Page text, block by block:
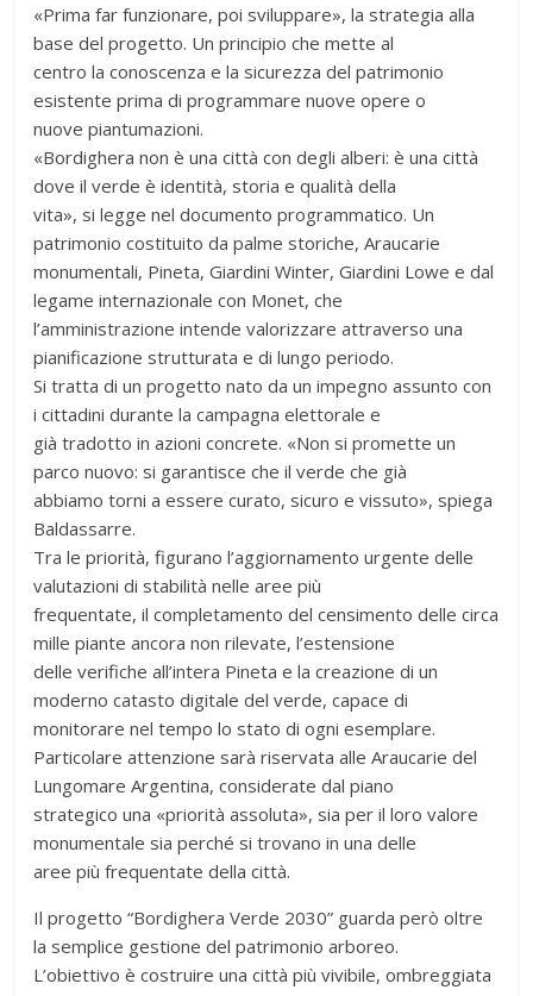
«Prima far funzionare, poi sviluppare», la strategia alla
base del progetto. Un principio che mette al
centro la conoscenza e la sicurezza del patrimonio
esistente prima di programmare nuove opere o
nuove piantumazioni.
«Bordighera non è una città con degli alberi: è una città
dove il verde è identità, storia e qualità della
vita», si legge nel documento programmatico. Un
patrimonio costituito da palme storiche, Araucarie
monumentali, Pineta, Giardini Winter, Giardini Lowe e dal
legame internazionale con Monet, che
l’amministrazione intende valorizzare attraverso una
pianificazione strutturata e di lungo periodo.
Si tratta di un progetto nato da un impegno assunto con
i cittadini durante la campagna elettorale e
già tradotto in azioni concrete. «Non si promette un
parco nuovo: si garantisce che il verde che già
abbiamo torni a essere curato, sicuro e vissuto», spiega
Baldassarre.
Tra le priorità, figurano l’aggiornamento urgente delle
valutazioni di stabilità nelle aree più
frequentate, il completamento del censimento delle circa
mille piante ancora non rilevate, l’estensione
delle verifiche all’intera Pineta e la creazione di un
moderno catasto digitale del verde, capace di
monitorare nel tempo lo stato di ogni esemplare.
Particolare attenzione sarà riservata alle Araucarie del
Lungomare Argentina, considerate dal piano
strategico una «priorità assoluta», sia per il loro valore
monumentale sia perché si trovano in una delle
aree più frequentate della città.
Il progetto “Bordighera Verde 2030” guarda però oltre
la semplice gestione del patrimonio arboreo.
L’obiettivo è costruire una città più vivibile, ombreggiata